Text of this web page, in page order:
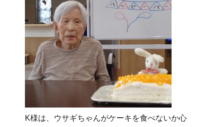
K様は、ウサギちゃんがケーキを食べないか心